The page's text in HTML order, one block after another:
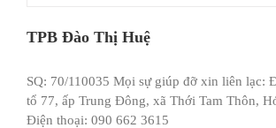
TPB Đào Thị Huệ
SQ: 70/110035 Mọi sự giúp đỡ xin liên lạc:
tổ 77, ấp Trung Đông, xã Thới Tam Thôn,
Điện thoại: 090 662 3615